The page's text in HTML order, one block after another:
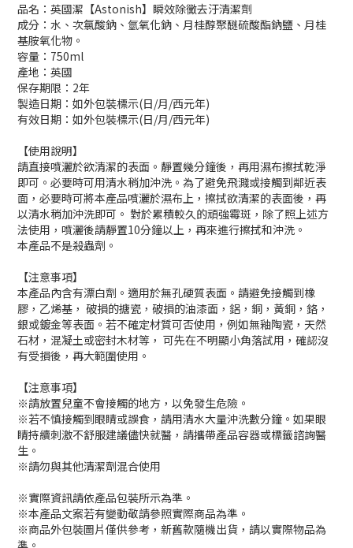
品名：英國潔【Astonish】瞬效除黴去汙清潔劑
成分：水、次氯酸鈉、氫氧化鈉、月桂醇聚醚硫酸酯鈉鹽、月桂
基胺氧化物。
容量：750ml
產地：英國
保存期限：2年
製造日期：如外包裝標示(日/月/西元年)
有效日期：如外包裝標示(日/月/西元年)
【使用說明】
請直接噴灑於欲清潔的表面。靜置幾分鐘後，再用濕布擦拭乾淨
即可。必要時可用清水稍加沖洗。為了避免飛濺或接觸到鄰近表
面，必要時可將本產品噴灑於濕布上，擦拭欲清潔的表面後，再
以清水稍加沖洗即可。 對於累積較久的頑強霉斑，除了照上述方
法使用，噴灑後請靜置10分鐘以上，再來進行擦拭和沖洗。
本產品不是殺蟲劑。
【注意事項】
本產品內含有漂白劑。適用於無孔硬質表面。請避免接觸到橡
膠，乙烯基， 破損的搪瓷，破損的油漆面，鋁，銅，黃銅，鉻，
銀或鍍金等表面。若不確定材質可否使用，例如無釉陶瓷，天然
石材，混凝土或密封木材等， 可先在不明顯小角落試用，確認沒
有受損後，再大範圍使用。
【注意事項】
※請放置兒童不會接觸的地方，以免發生危險。
※若不慎接觸到眼睛或誤食，請用清水大量沖洗數分鐘。如果眼
睛持續刺激不舒服建議儘快就醫，請攜帶產品容器或標籤諮詢醫
生。
※請勿與其他清潔劑混合使用
※實際資訊請依產品包裝所示為準。
※本產品文案若有變動敬請參照實際商品為準。
※商品外包裝圖片僅供參考，新舊款隨機出貨，請以實際物品為